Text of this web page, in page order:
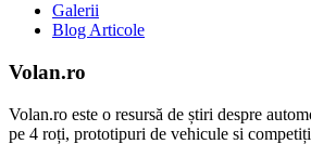
Galerii
Blog Articole
Volan.ro
Volan.ro este o resursă de știri despre
pe 4 roți, prototipuri de vehicule si